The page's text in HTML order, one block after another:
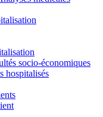
socio-économiques
hospitalisés